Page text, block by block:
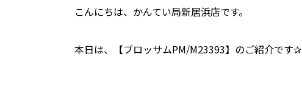
こんにちは、かんてい局新居浜店です。
本日は、【ブロッサムPM/M23393】のご紹介です✰